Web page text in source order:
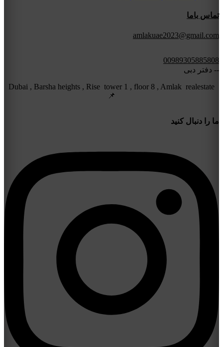
تماس باما
amlakuae2023@gmail.com
00989305885808
-- دفتر دبی
Dubai , Barsha heights , Rise tower 1 , floor 8 , Amlak realestate
📌
ما را دنبال کنید